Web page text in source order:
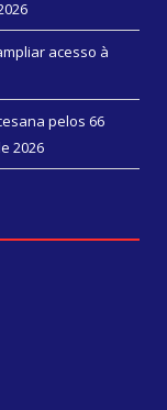
acesso à
pelos 66
2026